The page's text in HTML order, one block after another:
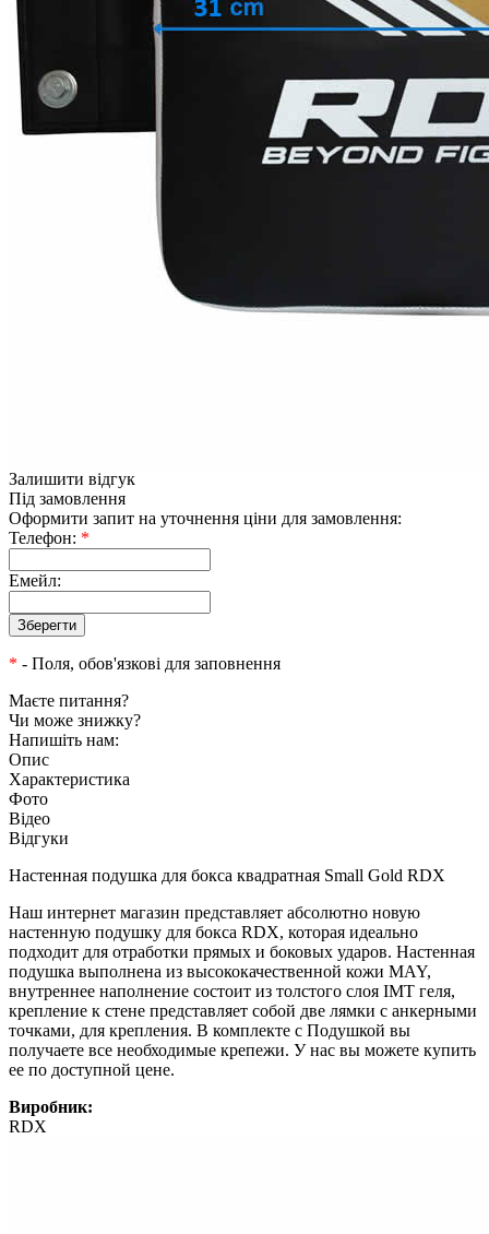
Залишити відгук
Під замовлення
Оформити запит на уточнення ціни для замовлення:
Телефон: *
Емейл:
* - Поля, обов'язкові для заповнення
Маєте питання?
Чи може знижку?
Напишіть нам:
Опис
Характеристика
Фото
Відео
Відгуки
Настенная подушка для бокса квадратная Small Gold RDX
Наш интернет магазин представляет абсолютно новую
настенную подушку для бокса RDX, которая идеально
подходит для отработки прямых и боковых ударов. Настенная
подушка выполнена из высококачественной кожи MAY,
внутреннее наполнение состоит из толстого слоя IMT геля,
крепление к стене представляет собой две лямки с анкерными
точками, для крепления. В комплекте с Подушкой вы
получаете все необходимые крепежи. У нас вы можете купить
ее по доступной цене.
Виробник:
RDX